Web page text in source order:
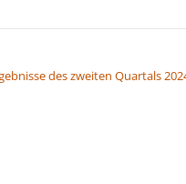
des zweiten Quartals